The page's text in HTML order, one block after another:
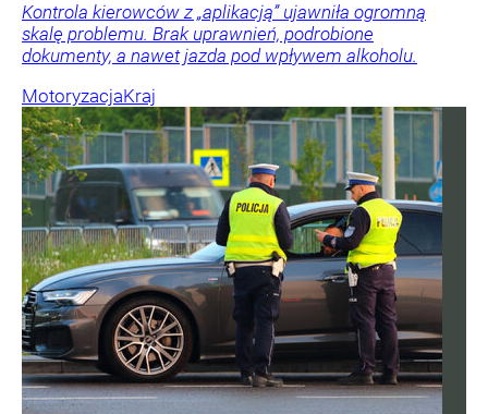
Kontrola kierowców z „aplikacją” ujawniła ogromną
skalę problemu. Brak uprawnień, podrobione
dokumenty, a nawet jazda pod wpływem alkoholu.
MotoryzacjaKraj